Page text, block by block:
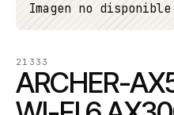
Imagen no disponible
21333
ARCHER-